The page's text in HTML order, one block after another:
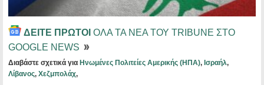
ΔΕΙΤΕ ΠΡΩΤΟΙ ΟΛΑ ΤΑ ΝΕΑ ΤΟΥ TRIBUNE ΣΤΟ
GOOGLE NEWS
Διαβάστε σχετικά για Ηνωμένες Πολιτείες Αμερικής (ΗΠΑ), Ισραήλ,
Λίβανος, Χεζμπολάχ,